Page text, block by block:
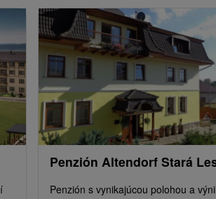
Penzión Altendorf Stará
Penzión s vynikajúcou polohou a